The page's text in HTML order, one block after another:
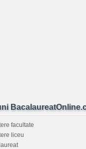
facultate
liceu